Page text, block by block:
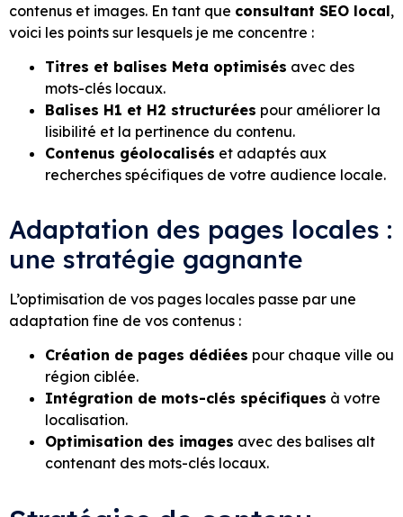
contenus et images. En tant que consultant SEO local,
voici les points sur lesquels je me concentre :
Titres et balises Meta optimisés avec des
mots-clés locaux.
Balises H1 et H2 structurées pour améliorer la
lisibilité et la pertinence du contenu.
Contenus géolocalisés et adaptés aux
recherches spécifiques de votre audience locale.
Adaptation des pages locales :
une stratégie gagnante
L’optimisation de vos pages locales passe par une
adaptation fine de vos contenus :
Création de pages dédiées pour chaque ville ou
région ciblée.
Intégration de mots-clés spécifiques à votre
localisation.
Optimisation des images avec des balises alt
contenant des mots-clés locaux.